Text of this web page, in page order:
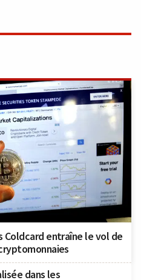
Coldcard entraîne le vol de
dans les